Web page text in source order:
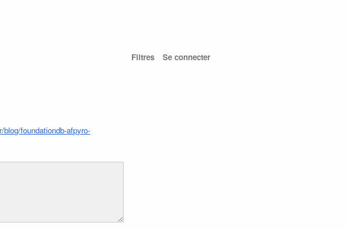
Filtres Se connecter
foundationdb-afpyro-